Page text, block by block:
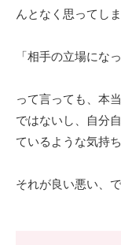
んとなく思ってし
「相手の立場にな
って言っても、本
ではないし、自分
ているような気持
それが良い悪い、